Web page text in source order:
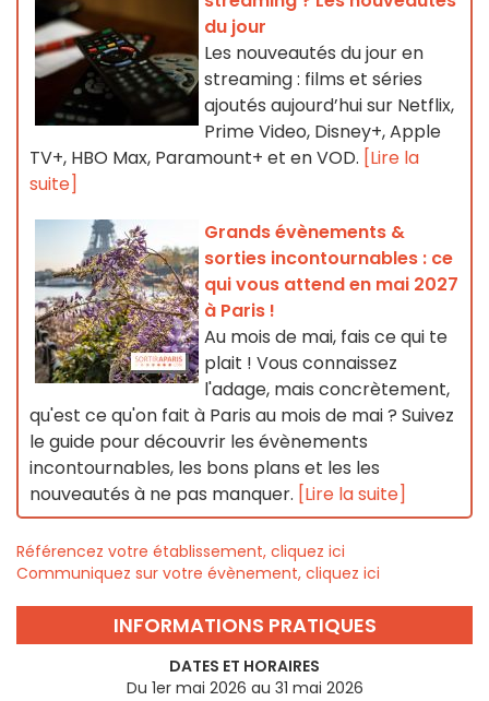
du jour
Les nouveautés du jour en
streaming : films et séries
ajoutés aujourd’hui sur Netflix,
Prime Video, Disney+, Apple
TV+, HBO Max, Paramount+ et en VOD. [Lire la
suite]
Grands évènements &
sorties incontournables : ce
qui vous attend en mai 2027
à Paris !
Au mois de mai, fais ce qui te
plait ! Vous connaissez
l'adage, mais concrètement,
qu'est ce qu'on fait à Paris au mois de mai ? Suivez
le guide pour découvrir les évènements
incontournables, les bons plans et les les
nouveautés à ne pas manquer. [Lire la suite]
Référencez votre établissement, cliquez ici
Communiquez sur votre évènement, cliquez ici
INFORMATIONS PRATIQUES
DATES ET HORAIRES
Du 1er mai 2026 au 31 mai 2026